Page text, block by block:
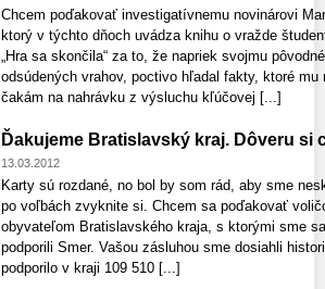
Chcem poďakovať investigatívnemu novinárovi
ktorý v týchto dňoch uvádza knihu o vražde
„Hra sa skončila“ za to, že napriek svojmu
odsúdených vrahov, poctivo hľadal fakty, ktoré
čakám na nahrávku z výsluchu kľúčovej [...]
Ďakujeme Bratislavský kraj. Dôveru si
13.03.2012
Karty sú rozdané, no bol by som rád, aby sme
po voľbách zvyknite si. Chcem sa poďakovať
obyvateľom Bratislavského kraja, s ktorými sme
podporili Smer. Vašou zásluhou sme dosiahli
podporilo v kraji 109 510 [...]